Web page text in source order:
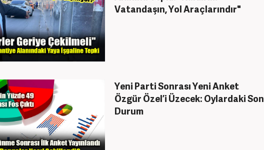
Vatandaşın, Yol Araçlarındır"
Yeni Parti Sonrası Yeni Anket
Özgür Özel’i Üzecek: Oylardaki Son
Durum